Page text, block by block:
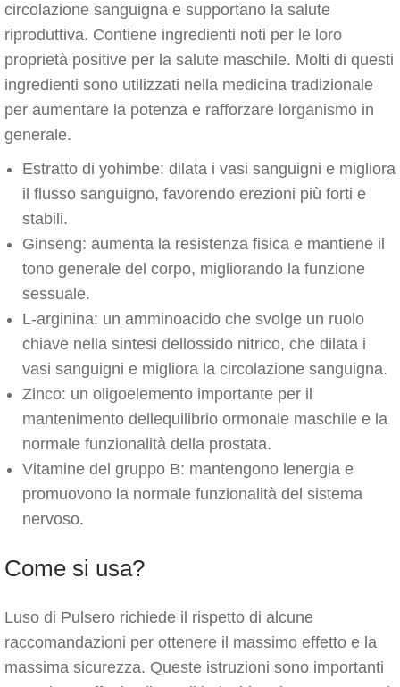
circolazione sanguigna e supportano la salute
riproduttiva. Contiene ingredienti noti per le loro
proprietà positive per la salute maschile. Molti di questi
ingredienti sono utilizzati nella medicina tradizionale
per aumentare la potenza e rafforzare lorganismo in
generale.
Estratto di yohimbe: dilata i vasi sanguigni e migliora
il flusso sanguigno, favorendo erezioni più forti e
stabili.
Ginseng: aumenta la resistenza fisica e mantiene il
tono generale del corpo, migliorando la funzione
sessuale.
L-arginina: un amminoacido che svolge un ruolo
chiave nella sintesi dellossido nitrico, che dilata i
vasi sanguigni e migliora la circolazione sanguigna.
Zinco: un oligoelemento importante per il
mantenimento dellequilibrio ormonale maschile e la
normale funzionalità della prostata.
Vitamine del gruppo B: mantengono lenergia e
promuovono la normale funzionalità del sistema
nervoso.
Come si usa?
Luso di Pulsero richiede il rispetto di alcune
raccomandazioni per ottenere il massimo effetto e la
massima sicurezza. Queste istruzioni sono importanti